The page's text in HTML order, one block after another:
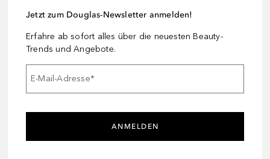
Jetzt zum Douglas-Newsletter anmelden!
Erfahre ab sofort alles über die neuesten Beauty-
Trends und Angebote.
E-Mail-Adresse*
ANMELDEN